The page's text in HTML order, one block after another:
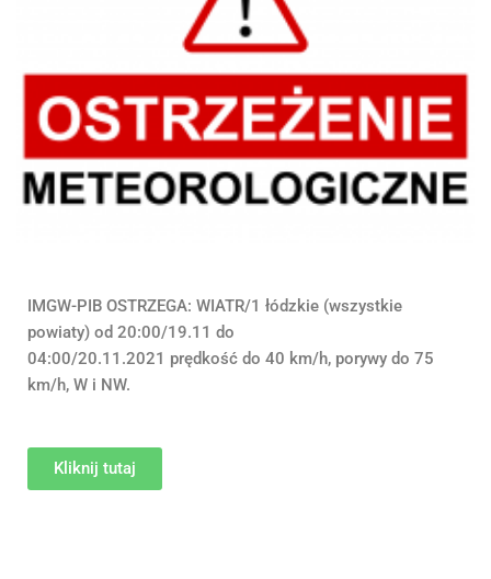
IMGW-PIB OSTRZEGA: WIATR/1 łódzkie (wszystkie
powiaty) od 20:00/19.11 do
04:00/20.11.2021 prędkość do 40 km/h, porywy do 75
km/h, W i NW.
Kliknij tutaj